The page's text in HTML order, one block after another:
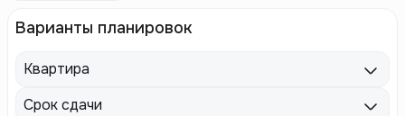
Варианты планировок
Квартира
Срок сдачи